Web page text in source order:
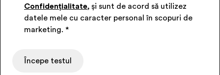
Confidențialitate, și sunt de acord să utilizez
datele mele cu caracter personal în scopuri de
marketing. *
Începe testul